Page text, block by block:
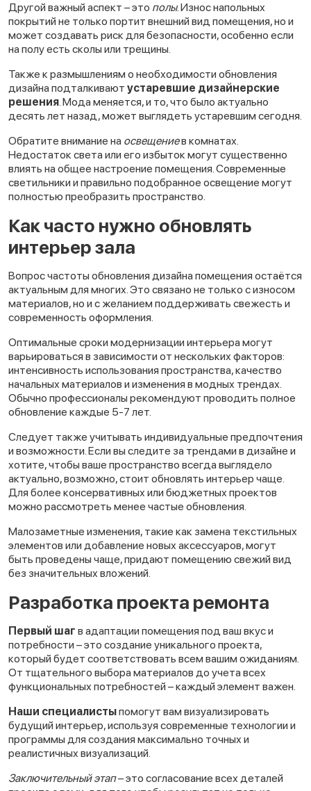
Другой важный аспект – это полы. Износ напольных
покрытий не только портит внешний вид помещения, но и
может создавать риск для безопасности, особенно если
на полу есть сколы или трещины.
Также к размышлениям о необходимости обновления
дизайна подталкивают устаревшие дизайнерские
решения. Мода меняется, и то, что было актуально
десять лет назад, может выглядеть устаревшим сегодня.
Обратите внимание на освещениев комнатах.
Недостаток света или его избыток могут существенно
влиять на общее настроение помещения. Современные
светильники и правильно подобранное освещение могут
полностью преобразить пространство.
Как часто нужно обновлять
интерьер зала
Вопрос частоты обновления дизайна помещения остаётся
актуальным для многих. Это связано не только с износом
материалов, но и с желанием поддерживать свежесть и
современность оформления.
Оптимальные сроки модернизации интерьера могут
варьироваться в зависимости от нескольких факторов:
интенсивность использования пространства, качество
начальных материалов и изменения в модных трендах.
Обычно профессионалы рекомендуют проводить полное
обновление каждые 5-7 лет.
Следует также учитывать индивидуальные предпочтения
и возможности. Если вы следите за трендами в дизайне и
хотите, чтобы ваше пространство всегда выглядело
актуально, возможно, стоит обновлять интерьер чаще.
Для более консервативных или бюджетных проектов
можно рассмотреть менее частые обновления.
Малозаметные изменения, такие как замена текстильных
элементов или добавление новых аксессуаров, могут
быть проведены чаще, придают помещению свежий вид
без значительных вложений.
Разработка проекта ремонта
Первый шаг в адаптации помещения под ваш вкус и
потребности – это создание уникального проекта,
который будет соответствовать всем вашим ожиданиям.
От тщательного выбора материалов до учета всех
функциональных потребностей – каждый элемент важен.
Наши специалистыпомогут вам визуализировать
будущий интерьер, используя современные технологии и
программы для создания максимально точных и
реалистичных визуализаций.
Заключительный этап– это согласование всех деталей